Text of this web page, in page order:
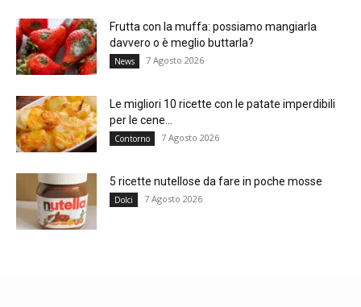
Frutta con la muffa: possiamo mangiarla
davvero o è meglio buttarla?
News 7 Agosto 2026
Le migliori 10 ricette con le patate imperdibili
per le cene...
Contorno 7 Agosto 2026
5 ricette nutellose da fare in poche mosse
Dolci 7 Agosto 2026